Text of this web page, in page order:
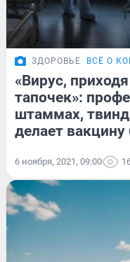
ЗДОРОВЬЕ ВСЁ О
«Вирус,
тапочек»:
штаммах,
делает вакцину
6 ноября, 2021, 09:00